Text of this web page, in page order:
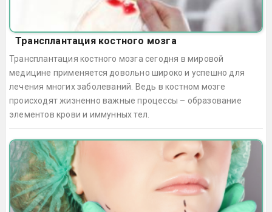
Трансплантация костного мозга
Трансплантация костного мозга сегодня в мировой
медицине применяется довольно широко и успешно для
лечения многих заболеваний. Ведь в костном мозге
происходят жизненно важные процессы – образование
элементов крови и иммунных тел.